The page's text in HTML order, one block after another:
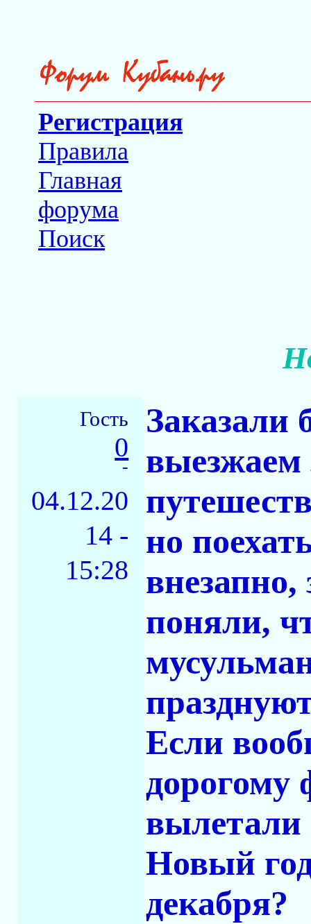
Регистрация
Правила
Главная
форума
Поиск
Гость
0
-
04.12.20
14 -
15:28
Заказали
выезжаем
но
поняли,
Если
дорогому
вылетали
Новый
декабря?